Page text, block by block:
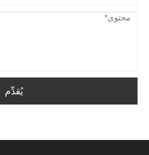
يُقدِّم